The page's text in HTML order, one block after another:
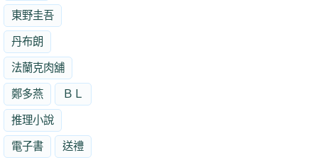
東野圭吾
丹布朗
法蘭克肉舖
鄭多燕 ＢＬ
推理小說
電子書 送禮